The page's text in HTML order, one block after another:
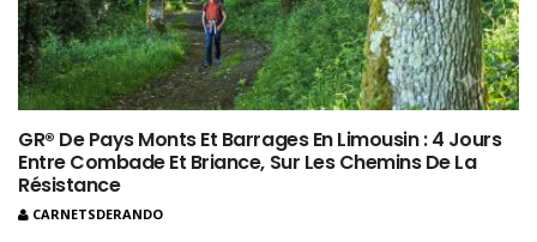
GR® De Pays Monts Et Barrages En Limousin : 4 Jours
Entre Combade Et Briance, Sur Les Chemins De La
Résistance
CARNETSDERANDO